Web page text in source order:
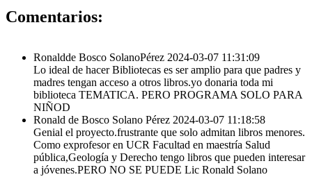
Comentarios:
Ronaldde Bosco SolanoPérez 2024-03-07 11:31:09
Lo ideal de hacer Bibliotecas es ser amplio para que padres y
madres tengan acceso a otros libros.yo donaria toda mi
biblioteca TEMATICA. PERO PROGRAMA SOLO PARA
NIÑOD
Ronald de Bosco Solano Pérez 2024-03-07 11:18:58
Genial el proyecto.frustrante que solo admitan libros menores.
Como exprofesor en UCR Facultad en maestría Salud
pública,Geología y Derecho tengo libros que pueden interesar
a jóvenes.PERO NO SE PUEDE Lic Ronald Solano